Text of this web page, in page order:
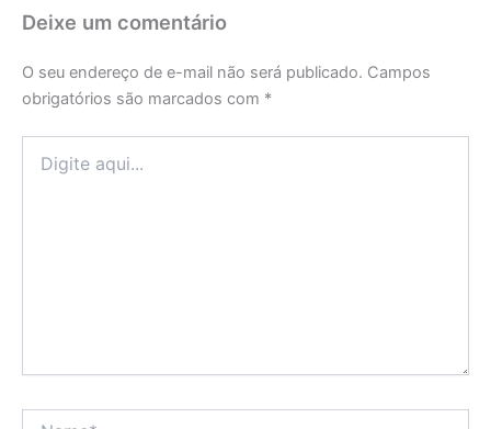
Deixe um comentário
O seu endereço de e-mail não será publicado. Campos
obrigatórios são marcados com *
aqui...